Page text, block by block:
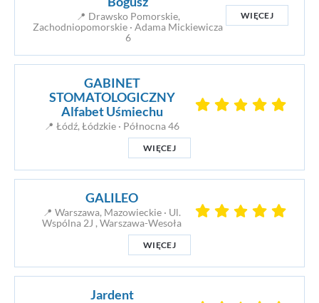
📍 Drawsko Pomorskie,
Zachodniopomorskie · Adama Mickiewicza
6
WIĘCEJ
GABINET
STOMATOLOGICZNY
Alfabet Uśmiechu
📍 Łódź, Łódzkie · Północna 46
WIĘCEJ
GALILEO
📍 Warszawa, Mazowieckie · Ul.
Wspólna 2J , Warszawa-Wesoła
WIĘCEJ
Jardent